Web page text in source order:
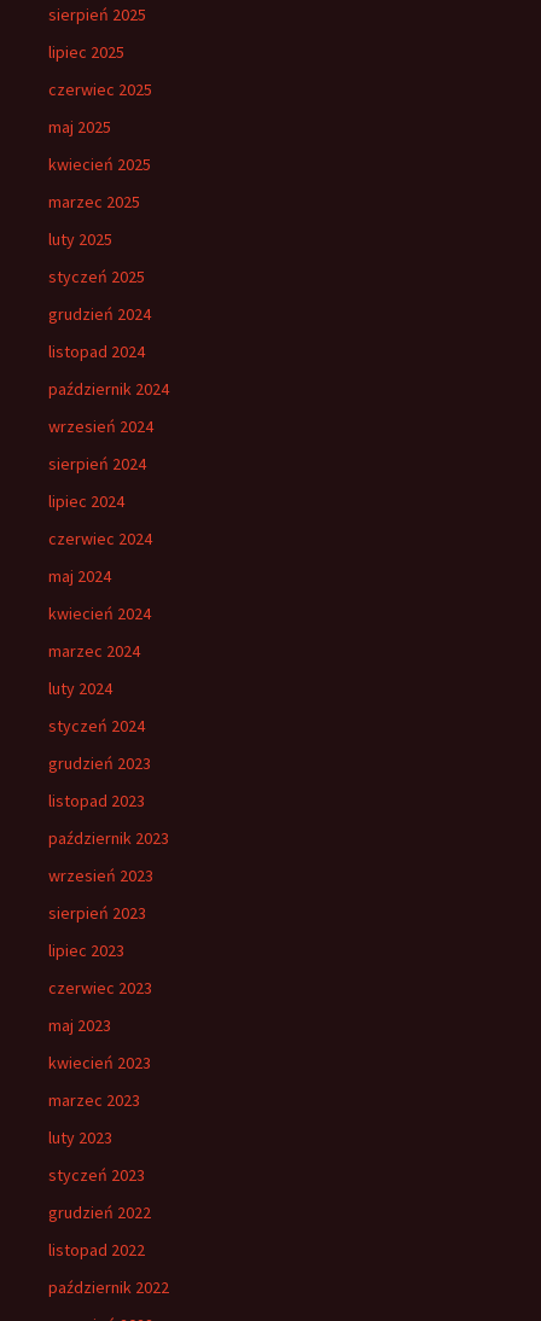
sierpień 2025
lipiec 2025
czerwiec 2025
maj 2025
kwiecień 2025
marzec 2025
luty 2025
styczeń 2025
grudzień 2024
listopad 2024
październik 2024
wrzesień 2024
sierpień 2024
lipiec 2024
czerwiec 2024
maj 2024
kwiecień 2024
marzec 2024
luty 2024
styczeń 2024
grudzień 2023
listopad 2023
październik 2023
wrzesień 2023
sierpień 2023
lipiec 2023
czerwiec 2023
maj 2023
kwiecień 2023
marzec 2023
luty 2023
styczeń 2023
grudzień 2022
listopad 2022
październik 2022